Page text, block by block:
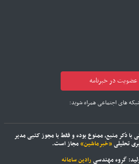
عضویت در خبرنامه
های اجتماعی همراه شوید:
با ذکر منبع، ممنوع بوده و فقط با مجوز کتبی مدیر
تحلیلی «خبرماشین»مجاز است.
گروه مهندسی رادین سامانه